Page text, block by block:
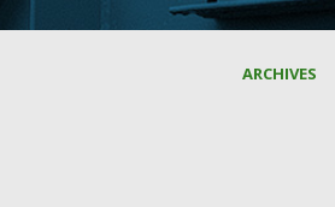
ARCHIVES